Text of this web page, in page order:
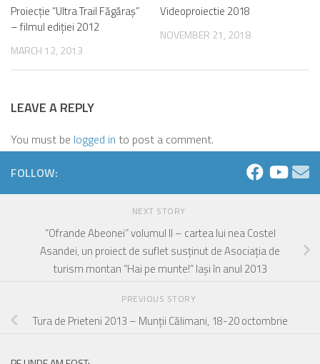
Proiecţie “Ultra Trail Făgăraş”
– filmul ediţiei 2012
MARCH 12, 2013
Videoproiectie 2018
NOVEMBER 21, 2018
LEAVE A REPLY
You must be logged in to post a comment.
FOLLOW:
NEXT STORY
“Ofrande Abeonei” volumul II – cartea lui nea Costel
Asandei, un proiect de suflet susţinut de Asociaţia de
turism montan “Hai pe munte!” Iaşi în anul 2013
PREVIOUS STORY
Tura de Prieteni 2013 – Munţii Călimani, 18-20 octombrie